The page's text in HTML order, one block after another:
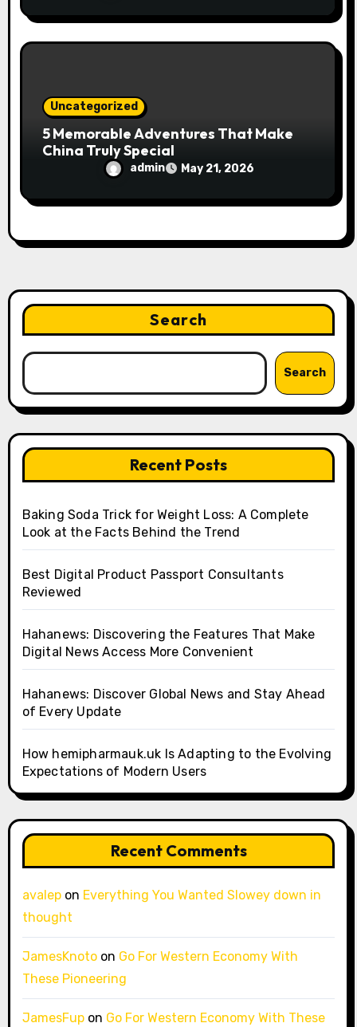
Uncategorized
5 Memorable Adventures That Make
China Truly Special
admin May 21, 2026
Search
Search
Recent Posts
Baking Soda Trick for Weight Loss: A Complete
Look at the Facts Behind the Trend
Best Digital Product Passport Consultants
Reviewed
Hahanews: Discovering the Features That Make
Digital News Access More Convenient
Hahanews: Discover Global News and Stay Ahead
of Every Update
How hemipharmauk.uk Is Adapting to the Evolving
Expectations of Modern Users
Recent Comments
avalepon Everything You Wanted Slowey down in
thought
JamesKnotoon Go For Western Economy With
These Pioneering
JamesFupon Go For Western Economy With These